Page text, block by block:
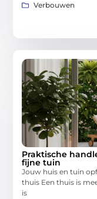
Verbouwen
Praktische
fijne tuin
Jouw huis en tuin
thuis Een thuis is
is